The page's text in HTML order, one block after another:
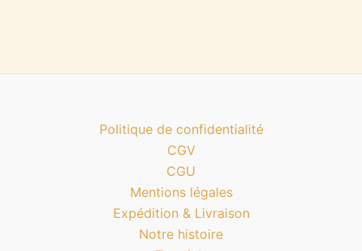
Politique de confidentialité
CGV
CGU
Mentions légales
Expédition & Livraison
Notre histoire